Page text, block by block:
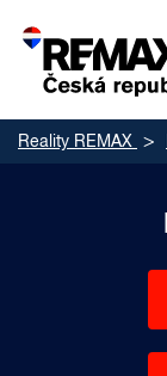
Reality REMAX